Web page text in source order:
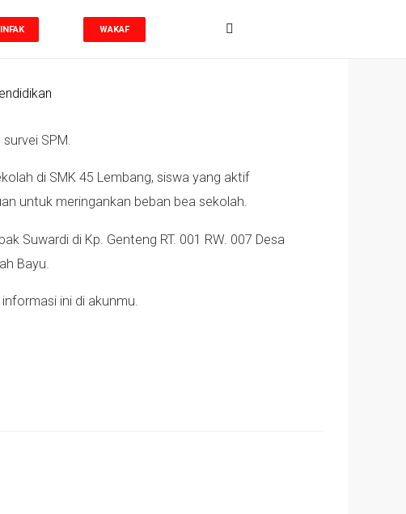
WAKAF
SPM.
di SMK 45 Lembang, siswa yang aktif
untuk meringankan beban bea sekolah.
Suwardi di Kp. Genteng RT. 001 RW. 007 Desa
Bayu.
ini di akunmu.